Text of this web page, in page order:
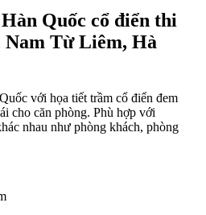
Quốc cổ điển thi
Từ Liêm, Hà
với họa tiết trầm cổ điển đem
cho căn phòng. Phù hợp với
nhau như phòng khách, phòng